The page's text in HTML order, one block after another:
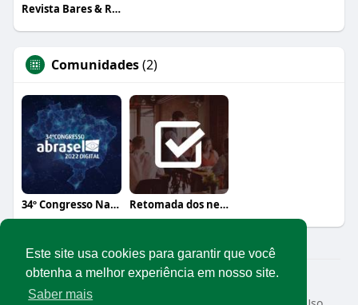
Este site usa cookies para garantir que você
obtenha a melhor experiência em nosso site.
Saber mais
Revista Bares & Restaurantes
Comunidades(2)
34º Congresso Nacional Abrasel Retomada dos negócios
© 2026 Rede Abrasel